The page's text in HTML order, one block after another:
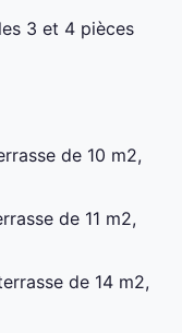
3 et 4 pièces
de 10 m2,
de 11 m2,
de 14 m2,